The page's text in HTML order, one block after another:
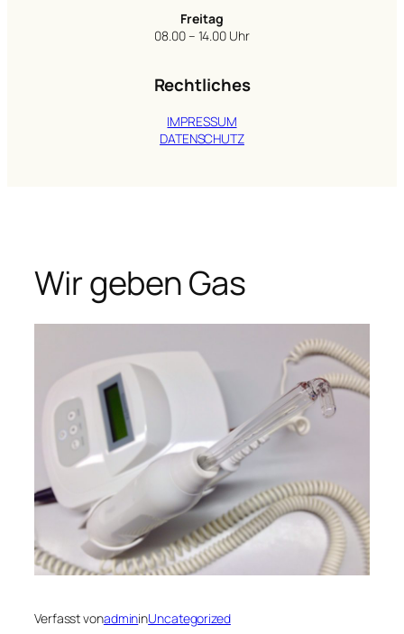
Freitag
08.00 – 14.00 Uhr
Rechtliches
IMPRESSUM
DATENSCHUTZ
Wir geben Gas
Verfasst vonadmininUncategorized